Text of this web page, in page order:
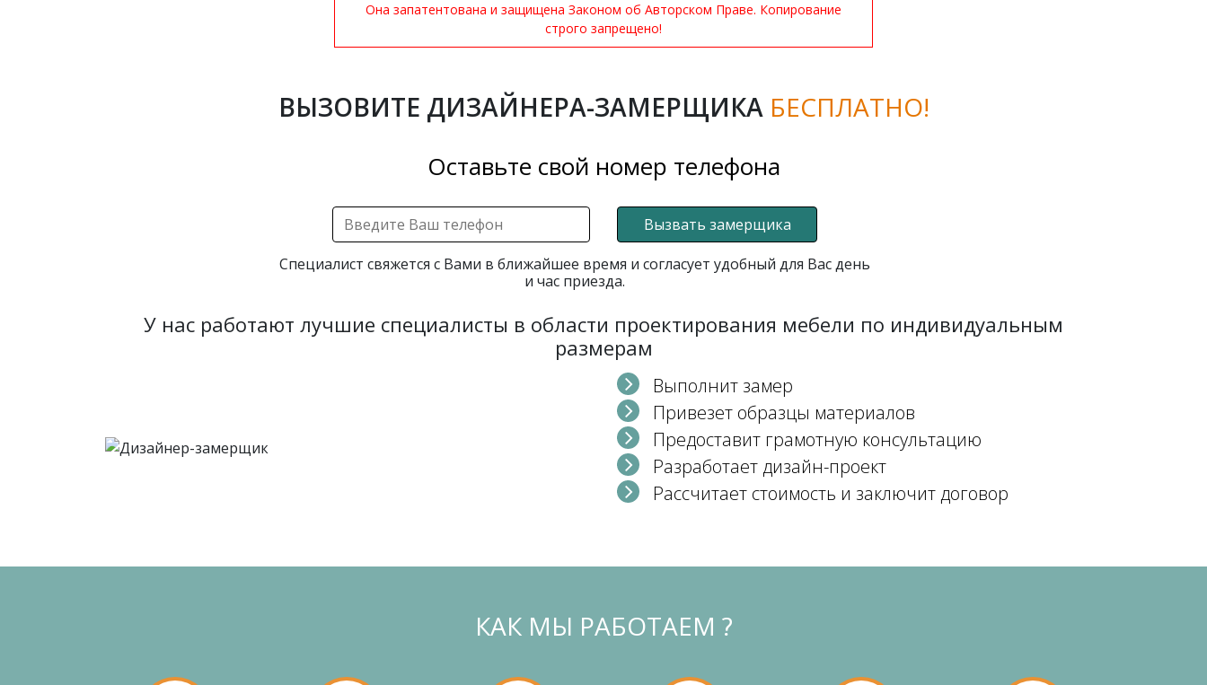
Она запатентована и защищена Законом об Авторском Праве. Копирование
строго запрещено!
ВЫЗОВИТЕ ДИЗАЙНЕРА-ЗАМЕРЩИКА БЕСПЛАТНО!
Оставьте свой номер телефона
Вызвать замерщика
Специалист свяжется с Вами в ближайшее время и согласует удобный для Вас день
и час приезда.
У нас работают лучшие специалисты в области проектирования мебели по индивидуальным
размерам
Выполнит замер
Привезет образцы материалов
Предоставит грамотную консультацию
Разработает дизайн-проект
Рассчитает стоимость и заключит договор
КАК МЫ РАБОТАЕМ ?